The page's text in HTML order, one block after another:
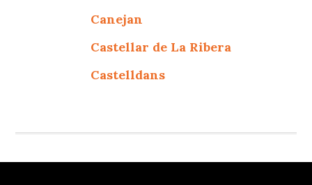
Canejan
Castellar de La Ribera
Castelldans